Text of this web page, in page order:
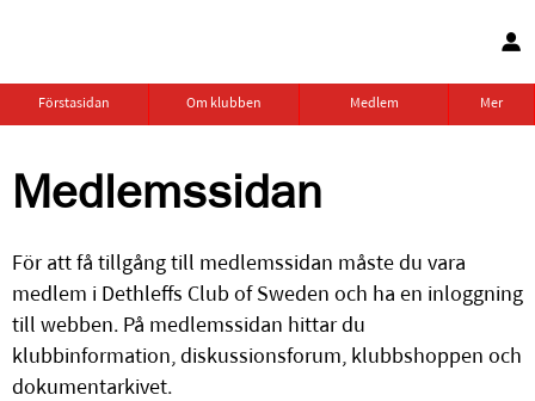
Förstasidan Om klubben Medlem Mer
Medlemssidan
För att få tillgång till medlemssidan måste du vara
medlem i Dethleffs Club of Sweden och ha en inloggning
till webben. På medlemssidan hittar du
klubbinformation, diskussionsforum, klubbshoppen och
dokumentarkivet.